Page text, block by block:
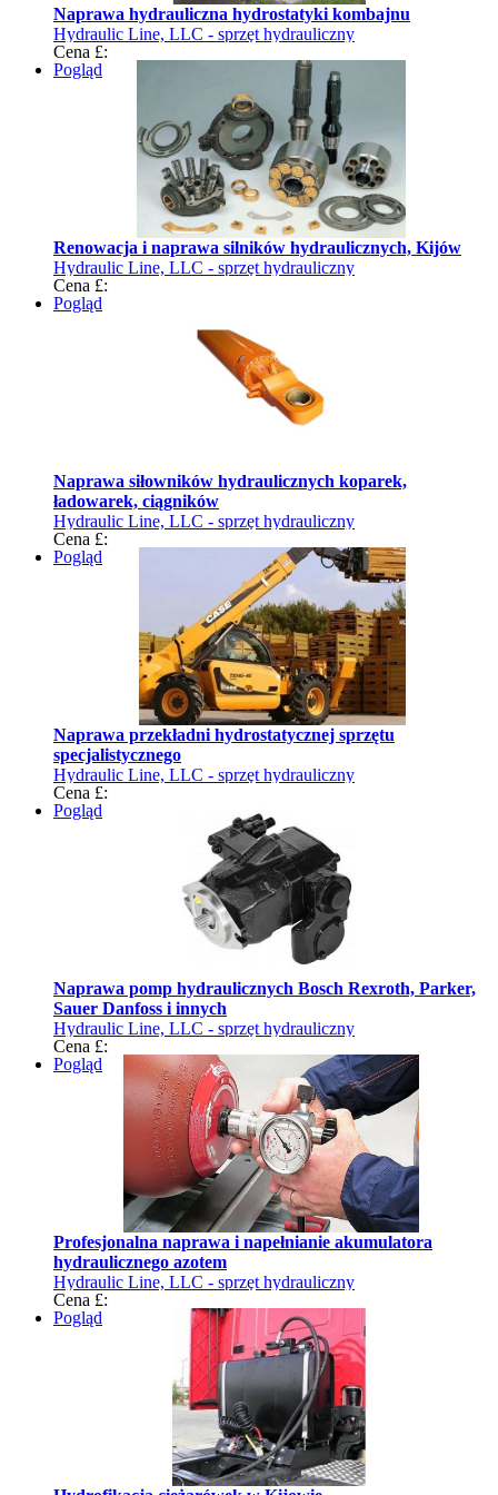
Naprawa hydrauliczna hydrostatyki kombajnu
Hydraulic Line, LLC - sprzęt hydrauliczny
Cena £:
Pogląd
Renowacja i naprawa silników hydraulicznych, Kijów
Hydraulic Line, LLC - sprzęt hydrauliczny
Cena £:
Pogląd
Naprawa siłowników hydraulicznych koparek,
ładowarek, ciągników
Hydraulic Line, LLC - sprzęt hydrauliczny
Cena £:
Pogląd
Naprawa przekładni hydrostatycznej sprzętu
specjalistycznego
Hydraulic Line, LLC - sprzęt hydrauliczny
Cena £:
Pogląd
Naprawa pomp hydraulicznych Bosch Rexroth, Parker,
Sauer Danfoss i innych
Hydraulic Line, LLC - sprzęt hydrauliczny
Cena £:
Pogląd
Profesjonalna naprawa i napełnianie akumulatora
hydraulicznego azotem
Hydraulic Line, LLC - sprzęt hydrauliczny
Cena £:
Pogląd